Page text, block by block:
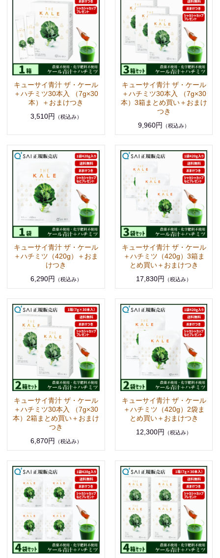
キューサイ青汁 ザ・ケール
＋ハチミツ30本入 （7g×30
本）＋おまけつき
3,510円
（税込み）
キューサイ青汁 ザ・ケール
＋ハチミツ30本入 （7g×30
本）3箱まとめ買い＋おまけ
つき
9,960円
（税込み）
キューサイ青汁 ザ・ケール
＋ハチミツ（420g）＋おま
けつき
6,290円
（税込み）
キューサイ青汁 ザ・ケール
＋ハチミツ（420g）3箱ま
とめ買い＋おまけつき
17,830円
（税込み）
キューサイ青汁 ザ・ケール
＋ハチミツ30本入 （7g×30
本）2箱まとめ買い＋おまけ
つき
6,870円
（税込み）
キューサイ青汁 ザ・ケール
＋ハチミツ（420g）2袋ま
とめ買い＋おまけつき
12,300円
（税込み）